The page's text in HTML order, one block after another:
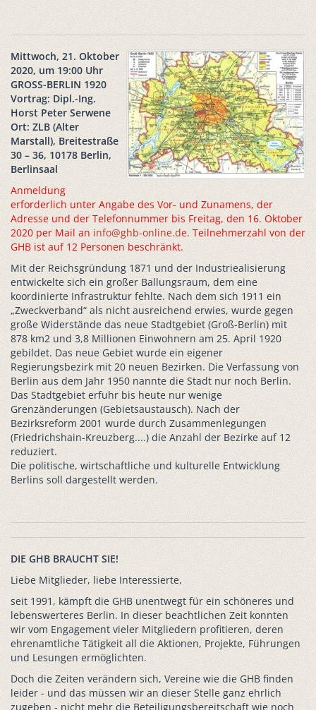
Mittwoch, 21. Oktober
2020, um 19:00 Uhr
GROSS-BERLIN 1920
Vortrag: Dipl.-Ing.
Horst Peter Serwene
Ort: ZLB (Alter
Marstall), Breitestraße
30 – 36, 10178 Berlin,
Berlinsaal
Anmeldung
erforderlich unter Angabe des Vor- und Zunamens, der
Adresse und der Telefonnummer bis Freitag, den 16. Oktober
2020 per Mail an info@ghb-online.de. Teilnehmerzahl von der
GHB ist auf 12 Personen beschränkt.
Mit der Reichsgründung 1871 und der Industriealisierung
entwickelte sich ein großer Ballungsraum, dem eine
koordinierte Infrastruktur fehlte. Nach dem sich 1911 ein
„Zweckverband“ als nicht ausreichend erwies, wurde gegen
große Widerstände das neue Stadtgebiet (Groß-Berlin) mit
878 km2 und 3,8 Millionen Einwohnern am 25. April 1920
gebildet. Das neue Gebiet wurde ein eigener
Regierungsbezirk mit 20 neuen Bezirken. Die Verfassung von
Berlin aus dem Jahr 1950 nannte die Stadt nur noch Berlin.
Das Stadtgebiet erfuhr bis heute nur wenige
Grenzänderungen (Gebietsaustausch). Nach der
Bezirksreform 2001 wurde durch Zusammenlegungen
(Friedrichshain-Kreuzberg....) die Anzahl der Bezirke auf 12
reduziert.
Die politische, wirtschaftliche und kulturelle Entwicklung
Berlins soll dargestellt werden.
DIE GHB BRAUCHT SIE!
Liebe Mitglieder, liebe Interessierte,
seit 1991, kämpft die GHB unentwegt für ein schöneres und
lebenswerteres Berlin. In dieser beachtlichen Zeit konnten
wir vom Engagement vieler Mitgliedern profitieren, deren
ehrenamtliche Tätigkeit all die Aktionen, Projekte, Führungen
und Lesungen ermöglichten.
Doch die Zeiten verändern sich, Vereine wie die GHB finden
leider - und das müssen wir an dieser Stelle ganz ehrlich
zugeben - nicht mehr die Beteiligungsbereitschaft wie noch